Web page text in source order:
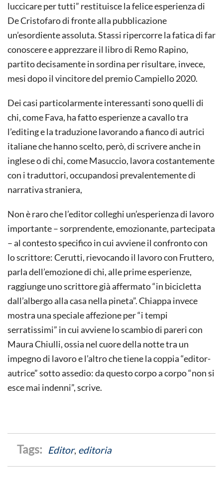
luccicare per tutti” restituisce la felice esperienza di
De Cristofaro di fronte alla pubblicazione
un’esordiente assoluta. Stassi ripercorre la fatica di far
conoscere e apprezzare il libro di Remo Rapino,
partito decisamente in sordina per risultare, invece,
mesi dopo il vincitore del premio Campiello 2020.
Dei casi particolarmente interessanti sono quelli di
chi, come Fava, ha fatto esperienze a cavallo tra
l’editing e la traduzione lavorando a fianco di autrici
italiane che hanno scelto, però, di scrivere anche in
inglese o di chi, come Masuccio, lavora costantemente
con i traduttori, occupandosi prevalentemente di
narrativa straniera,
Non è raro che l’editor colleghi un’esperienza di lavoro
importante – sorprendente, emozionante, partecipata
– al contesto specifico in cui avviene il confronto con
lo scrittore: Cerutti, rievocando il lavoro con Fruttero,
parla dell’emozione di chi, alle prime esperienze,
raggiunge uno scrittore già affermato “in bicicletta
dall’albergo alla casa nella pineta”. Chiappa invece
mostra una speciale affezione per “i tempi
serratissimi” in cui avviene lo scambio di pareri con
Maura Chiulli, ossia nel cuore della notte tra un
impegno di lavoro e l’altro che tiene la coppia “editor-
autrice” sotto assedio: da questo corpo a corpo “non si
esce mai indenni”, scrive.
Editor, editoria